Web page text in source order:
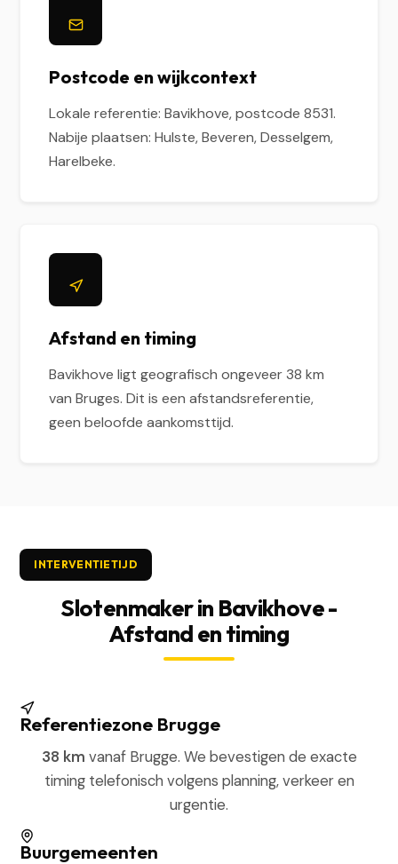
Postcode en wijkcontext
Lokale referentie: Bavikhove, postcode 8531.
Nabije plaatsen: Hulste, Beveren, Desselgem,
Harelbeke.
Afstand en timing
Bavikhove ligt geografisch ongeveer 38 km
van Bruges. Dit is een afstandsreferentie,
geen beloofde aankomsttijd.
INTERVENTIETIJD
Slotenmaker in Bavikhove -
Afstand en timing
Referentiezone Brugge
38 km vanaf Brugge. We bevestigen de exacte
timing telefonisch volgens planning, verkeer en
urgentie.
Buurgemeenten